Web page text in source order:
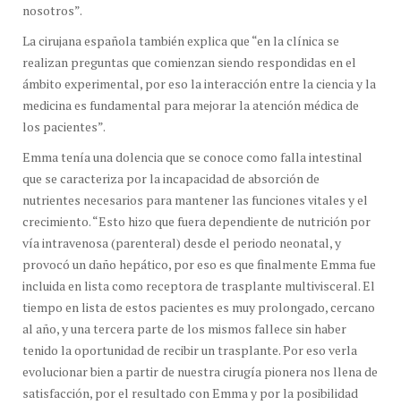
nosotros”.
La cirujana española también explica que “en la clínica se
realizan preguntas que comienzan siendo respondidas en el
ámbito experimental, por eso la interacción entre la ciencia y la
medicina es fundamental para mejorar la atención médica de
los pacientes”.
Emma tenía una dolencia que se conoce como falla intestinal
que se caracteriza por la incapacidad de absorción de
nutrientes necesarios para mantener las funciones vitales y el
crecimiento. “Esto hizo que fuera dependiente de nutrición por
vía intravenosa (parenteral) desde el periodo neonatal, y
provocó un daño hepático, por eso es que finalmente Emma fue
incluida en lista como receptora de trasplante multivisceral. El
tiempo en lista de estos pacientes es muy prolongado, cercano
al año, y una tercera parte de los mismos fallece sin haber
tenido la oportunidad de recibir un trasplante. Por eso verla
evolucionar bien a partir de nuestra cirugía pionera nos llena de
satisfacción, por el resultado con Emma y por la posibilidad